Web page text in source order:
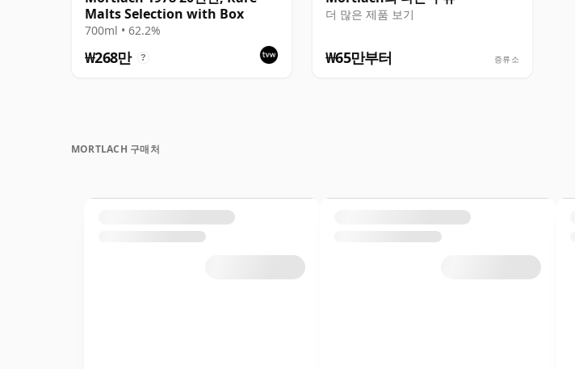
Malts Selection with Box
700ml • 62.2%
₩268만 ?
더 많은 제품 보기
₩65만부터 증류소
MORTLACH 구매처